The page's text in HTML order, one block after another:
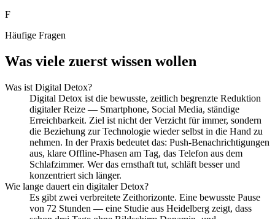
F
Häufige Fragen
Was viele zuerst wissen wollen
Was ist Digital Detox?
Digital Detox ist die bewusste, zeitlich begrenzte Reduktion
digitaler Reize — Smartphone, Social Media, ständige
Erreichbarkeit. Ziel ist nicht der Verzicht für immer, sondern
die Beziehung zur Technologie wieder selbst in die Hand zu
nehmen. In der Praxis bedeutet das: Push-Benachrichtigungen
aus, klare Offline-Phasen am Tag, das Telefon aus dem
Schlafzimmer. Wer das ernsthaft tut, schläft besser und
konzentriert sich länger.
Wie lange dauert ein digitaler Detox?
Es gibt zwei verbreitete Zeithorizonte. Eine bewusste Pause
von 72 Stunden — eine Studie aus Heidelberg zeigt, dass